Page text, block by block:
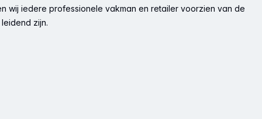
wij iedere professionele vakman en retailer voorzien van de
zijn.